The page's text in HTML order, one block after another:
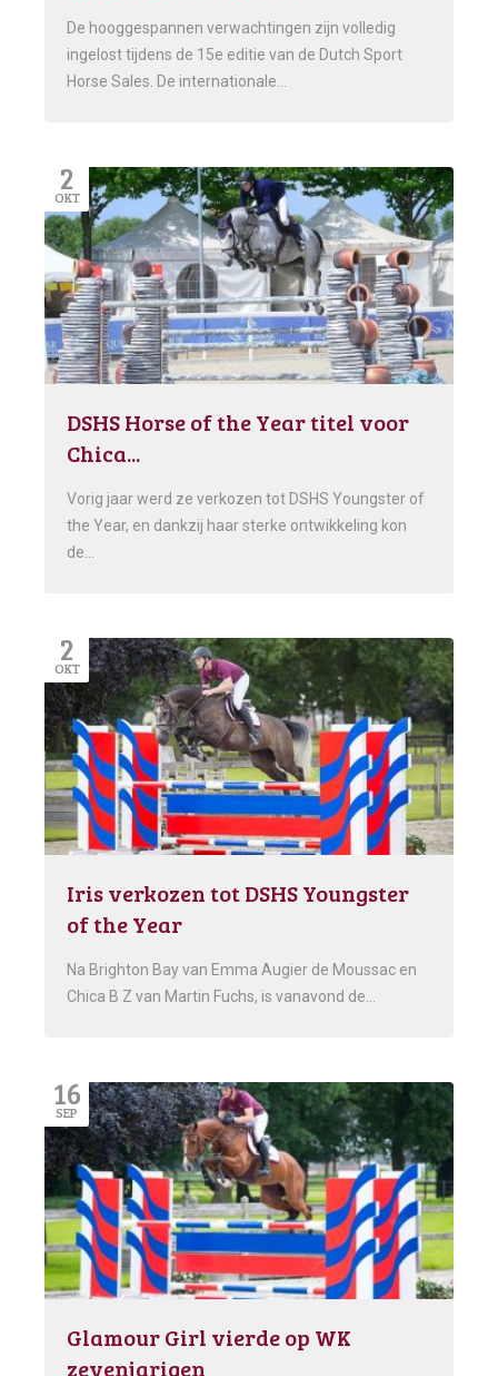
De hooggespannen verwachtingen zijn volledig
ingelost tijdens de 15e editie van de Dutch Sport
Horse Sales. De internationale…
2
OKT
DSHS Horse of the Year titel voor
Chica...
Vorig jaar werd ze verkozen tot DSHS Youngster of
the Year, en dankzij haar sterke ontwikkeling kon
de…
2
OKT
Iris verkozen tot DSHS Youngster
of the Year
Na Brighton Bay van Emma Augier de Moussac en
Chica B Z van Martin Fuchs, is vanavond de…
16
SEP
Glamour Girl vierde op WK
zevenjarigen